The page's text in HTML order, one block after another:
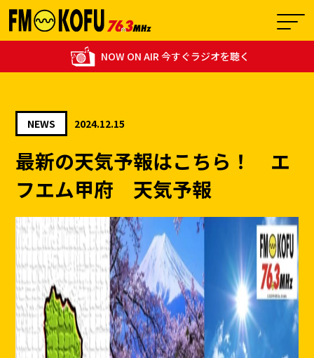
12:00 - 15:00
【生放送】THE！カオリン！
NOW ON AIR 今すぐラジオを聴く
NEWS 2024.12.15
最新の天気予報はこちら！ エ
フエム甲府 天気予報